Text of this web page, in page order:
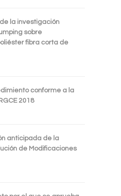
de la investigación
sobre
fibra corta de
conforme a la
2018
anticipada de la
de Modificaciones